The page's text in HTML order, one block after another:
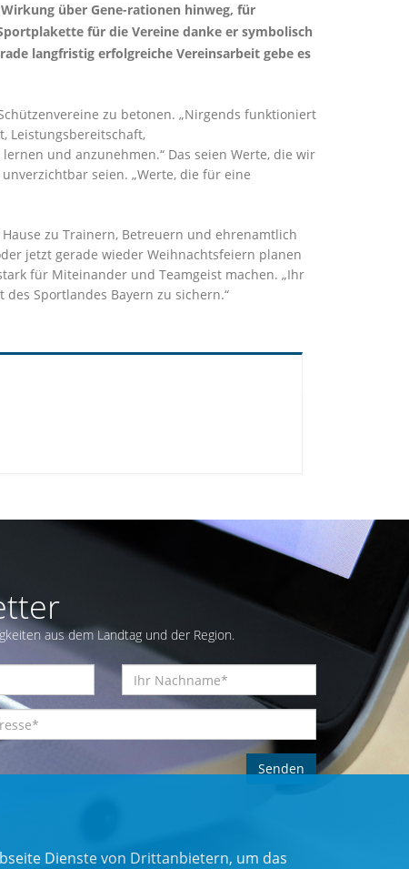
über Gene-rationen hinweg, für
für die Vereine danke er symbolisch
langfristig erfolgreiche Vereinsarbeit gebe es
zu betonen. „Nirgends funktioniert
Leistungsbereitschaft,
und anzunehmen.“ Das seien Werte, die wir
seien. „Werte, die für eine
zu Trainern, Betreuern und ehrenamtlich
jetzt gerade wieder Weihnachtsfeiern planen
für Miteinander und Teamgeist machen. „Ihr
Sportlandes Bayern zu sichern.“
aus dem Landtag und der Region.
Dienste von Drittanbietern, um das